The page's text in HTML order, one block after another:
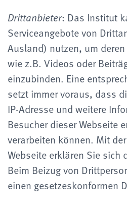
Drittanbieter: Das Institut
Serviceangebote von
Ausland) nutzen, um
wie z.B. Videos oder
einzubinden. Eine
setzt immer voraus, dass
IP-Adresse und weitere
Besucher dieser Webseite
verarbeiten können. Mit
Webseite erklären Sie sich
Beim Beizug von
einen gesetzeskonformen